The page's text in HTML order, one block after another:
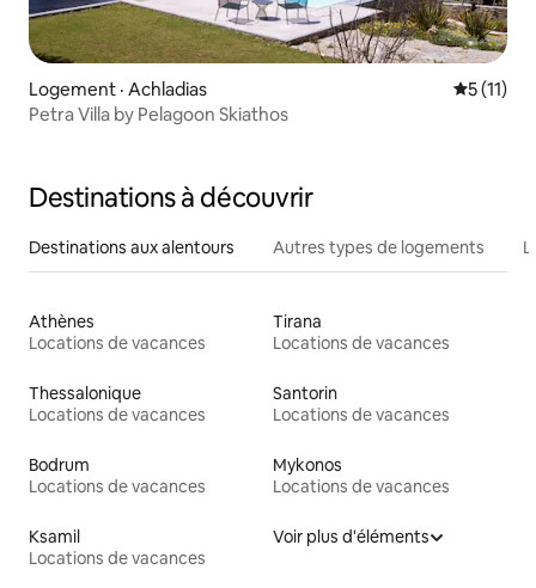
Logement · Achladias Note
5 (11)
Petra Villa by Pelagoon Skiathos
Destinations à découvrir
Destinations aux alentours Autres types de logements
Athènes
Locations de vacances
Tirana
Locations de vacances
Thessalonique
Locations de vacances
Santorin
Locations de vacances
Bodrum
Locations de vacances
Mykonos
Locations de vacances
Ksamil
Locations de vacances
Voir plus d'éléments